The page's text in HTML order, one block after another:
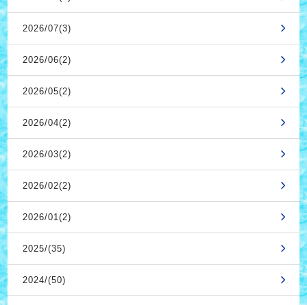
2026/07(3)
2026/06(2)
2026/05(2)
2026/04(2)
2026/03(2)
2026/02(2)
2026/01(2)
2025/(35)
2024/(50)